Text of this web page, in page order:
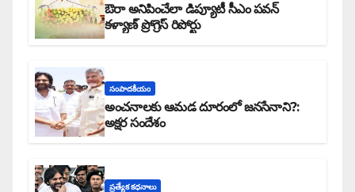
ఔరా అనిపించేలా డిప్యూటీ సీఎం పవన్
కళ్యాణ్ ప్రోగ్రెస్ రిపోర్టు
సంపాదకీయం
అంచనాలకు ఆమడ దూరంలో జనసేనాని?:
అక్షర సందేశం
ప్రత్యేక కధనాలు